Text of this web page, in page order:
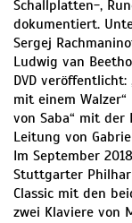
Schallplatten-,
dokumentiert.
Sergej
Ludwig van
DVD veröffentlicht:
mit einem
von Saba“ mit
Leitung von
Im September
Stuttgarter
Classic mit den
zwei Klaviere von